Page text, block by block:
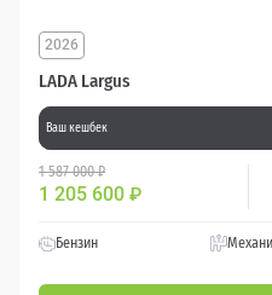
LADA Largus
2026
Ваш кешбек
1 587 000 ₽
1 205 600 ₽
Бензин